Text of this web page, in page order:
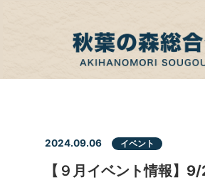
2024.09.06 イベント
【９月イベント情報】